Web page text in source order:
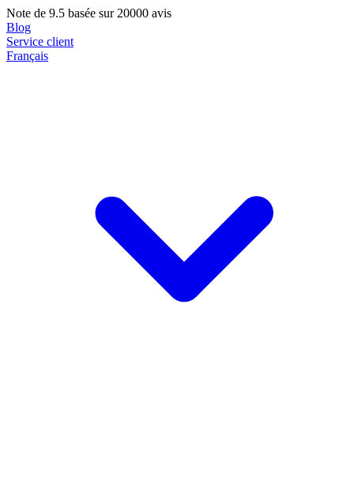
Note de 9.5 basée sur 20000 avis
Blog
Service client
Français